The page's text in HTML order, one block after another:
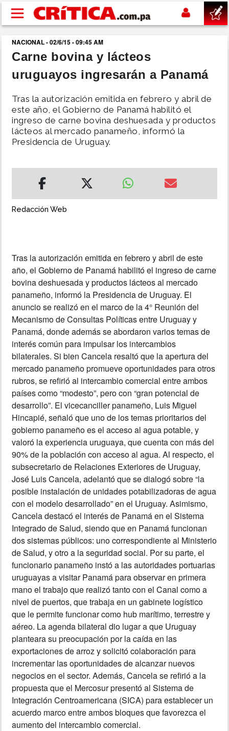
Pasar al contenido principal
buscar
SUCESOS
NACIONAL
POLÍTICA
DEPORTES
MULTIMEDIA
IMPRESO
NACIONAL - 02/6/15 - 09:45 AM
Carne bovina y lácteos
uruguayos ingresarán a Panamá
Tras la autorización emitida en febrero y abril de
este año, el Gobierno de Panamá habilitó el
ingreso de carne bovina deshuesada y productos
lácteos al mercado panameño, informó la
Presidencia de Uruguay.
Redacción Web
Tras la autorización emitida en febrero y abril de este
año, el Gobierno de Panamá habilitó el ingreso de carne
bovina deshuesada y productos lácteos al mercado
panameño, informó la Presidencia de Uruguay. El
anuncio se realizó en el marco de la 4° Reunión del
Mecanismo de Consultas Políticas entre Uruguay y
Panamá, donde además se abordaron varios temas de
interés común para impulsar los intercambios
bilaterales. Si bien Cancela resaltó que la apertura del
mercado panameño promueve oportunidades para otros
rubros, se refirió al intercambio comercial entre ambos
países como “modesto”, pero con “gran potencial de
desarrollo”. El vicecanciller panameño, Luis Miguel
Hincapié, señaló que uno de los temas prioritarios del
gobierno panameño es el acceso al agua potable, y
valoró la experiencia uruguaya, que cuenta con más del
90% de la población con acceso al agua. Al respecto, el
subsecretario de Relaciones Exteriores de Uruguay,
José Luis Cancela, adelantó que se dialogó sobre “la
posible instalación de unidades potabilizadoras de agua
con el modelo desarrollado” en el Uruguay. Asimismo,
Cancela destacó el interés de Panamá en el Sistema
Integrado de Salud, siendo que en Panamá funcionan
dos sistemas públicos: uno correspondiente al Ministerio
de Salud, y otro a la seguridad social. Por su parte, el
funcionario panameño instó a las autoridades portuarias
uruguayas a visitar Panamá para observar en primera
mano el trabajo que realizó tanto con el Canal como a
nivel de puertos, que trabaja en un gabinete logístico
que le permite funcionar como hub marítimo, terrestre y
aéreo. La agenda bilateral dio lugar a que Uruguay
planteara su preocupación por la caída en las
exportaciones de arroz y solicitó colaboración para
incrementar las oportunidades de alcanzar nuevos
negocios en el sector. Además, Cancela se refirió a la
propuesta que el Mercosur presentó al Sistema de
Integración Centroamericana (SICA) para establecer un
acuerdo marco entre ambos bloques que favorezca el
aumento del intercambio comercial.